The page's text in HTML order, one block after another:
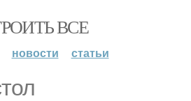
ВСЕ
новости статьи